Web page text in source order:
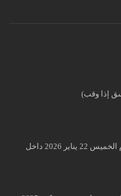
إذا وقب)
سعر الدولار في مصر اليوم الخميس 22 يناير 2026 داخل